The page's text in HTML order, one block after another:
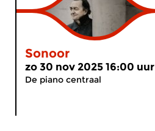
Sonoor
zo 30 nov 2025 16:00 uur
De piano centraal